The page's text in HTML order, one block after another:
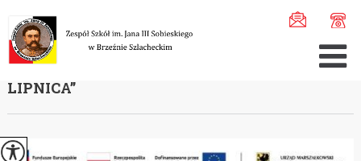
”Edukacja przyszłośc ...
”EDUKACJA PRZYSZŁOŚCI W GMINIE
LIPNICA”